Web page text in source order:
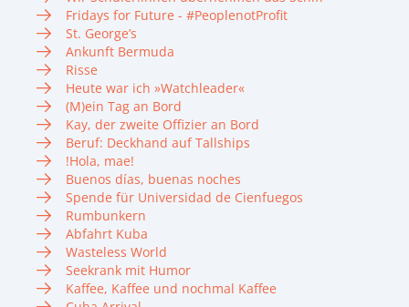
Fridays for Future - #PeoplenotProfit
St. George’s
Ankunft Bermuda
Risse
Heute war ich »Watchleader«
(M)ein Tag an Bord
Kay, der zweite Offizier an Bord
Beruf: Deckhand auf Tallships
!Hola, mae!
Buenos días, buenas noches
Spende für Universidad de Cienfuegos
Rumbunkern
Abfahrt Kuba
Wasteless World
Seekrank mit Humor
Kaffee, Kaffee und nochmal Kaffee